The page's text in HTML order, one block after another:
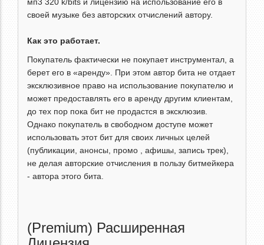
мп3 320 k/bits и лицензию на использование его в
своей музыке без авторских отчислений автору.
Как это работает.
Покупатель фактически не покупает инструментал, а
берет его в «аренду». При этом автор бита не отдает
эксклюзивное право на использование покупателю и
может предоставлять его в аренду другим клиентам,
до тех пор пока бит не продастся в эксклюзив.
Однако покупатель в свободном доступе может
использовать этот бит для своих личных целей
(публикации, анонсы, промо , афишы, запись трек),
не делая авторские отчисления в пользу битмейкера
- автора этого бита.
(Premium) Расширенная